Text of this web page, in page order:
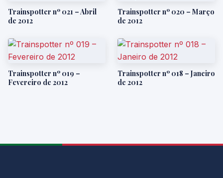
Trainspotter nº 021 – Abril
de 2012
Trainspotter nº 020 – Março
de 2012
Trainspotter nº 019 –
Fevereiro de 2012
Trainspotter nº 018 – Janeiro
de 2012